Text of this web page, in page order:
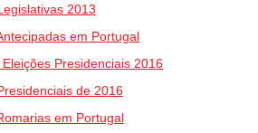
2013
em Portugal
Presidenciais 2016
de 2016
em Portugal